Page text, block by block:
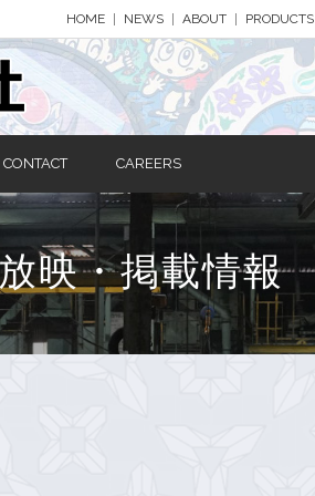
HOME NEWS ABOUT PRODUCTS
CONTACT CAREERS
映・掲載情報